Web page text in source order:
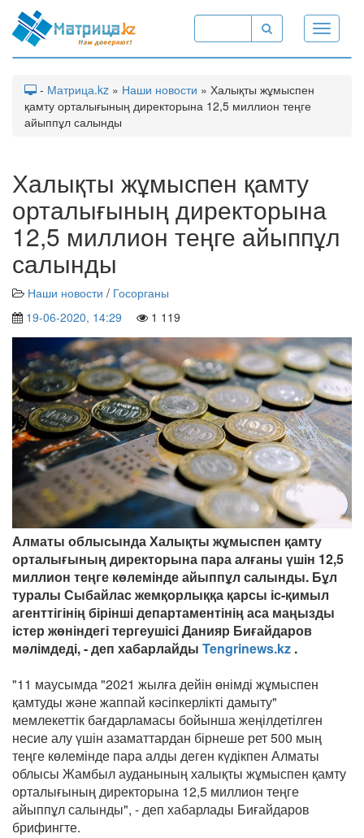
Toggle
- Матрица.kz » Наши новости » Халықты жұмыспен
қамту орталығының директорына 12,5 миллион теңге
айыппұл салынды
Халықты жұмыспен қамту
орталығының директорына
12,5 миллион теңге айыппұл
салынды
Наши новости / Госорганы
19-06-2020, 14:29
1 119
Алматы облысында Халықты жұмыспен қамту
орталығының директорына пара алғаны үшін 12,5
миллион теңге көлемінде айыппұл салынды. Бұл
туралы Сыбайлас жемқорлыққа қарсы іс-қимыл
агенттігінің бірінші департаментінің аса маңызды
істер жөніндегі тергеушісі Данияр Биғайдаров
мәлімдеді, - деп хабарлайды Tengrinews.kz .
"11 маусымда "2021 жылға дейін өнімді жұмыспен
қамтуды және жаппай кәсіпкерлікті дамыту"
мемлекеттік бағдарламасы бойынша жеңілдетілген
несие алу үшін азаматтардан бірнеше рет 500 мың
теңге көлемінде пара алды деген күдікпен Алматы
облысы Жамбыл ауданының халықты жұмыспен қамту
орталығының директорына 12,5 миллион теңге
айыппұл салынды", - деп хабарлады Биғайдаров
брифингте.